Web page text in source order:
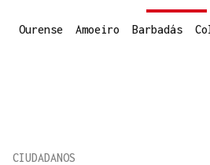
Ourense Amoeiro Barbadás
CIUDADANOS